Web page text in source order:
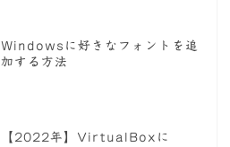
Windowsに好きなフォントを追
加する方法
【2022年】VirtualBoxに